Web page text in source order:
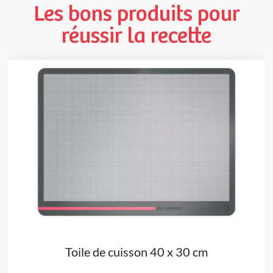
Les bons produits pour
réussir la recette
Toile de cuisson 40 x 30 cm